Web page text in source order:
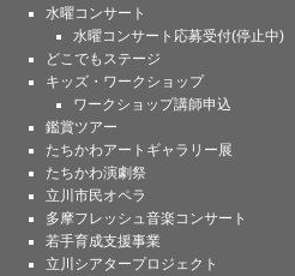
水曜コンサート
水曜コンサート応募受付(停止中)
どこでもステージ
キッズ・ワークショップ
ワークショップ講師申込
鑑賞ツアー
たちかわアートギャラリー展
たちかわ演劇祭
立川市民オペラ
多摩フレッシュ音楽コンサート
若手育成支援事業
立川シアタープロジェクト